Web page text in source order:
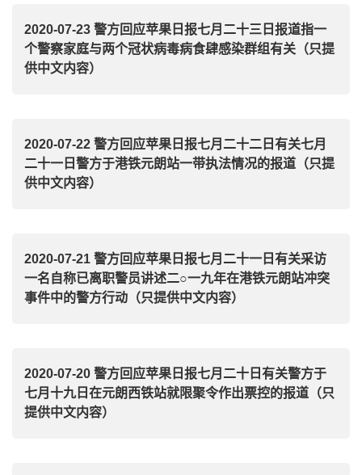
2020-07-23 警方回应苹果日报七月二十三日报道指一
个警察家庭与两个冠状病毒病食肆感染群组有关（只提
供中文内容）
2020-07-22 警方回应苹果日报七月二十二日有关七月
二十一日警方于港铁元朗站一带执法情况的报道（只提
供中文内容）
2020-07-21 警方回应苹果日报七月二十一日有关采访
一名自称已离职警员讲述二○一九年在港铁元朗站冲突
事件中的警方行动（只提供中文内容）
2020-07-20 警方回应苹果日报七月二十日有关警方于
七月十九日在元朗西铁站就限聚令作出票控的报道（只
提供中文内容）